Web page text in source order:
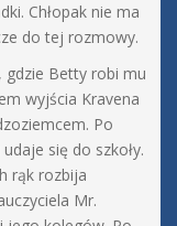
Chłopak nie ma
do tej rozmowy.
gdzie Betty robi mu
wyjścia Kravena
Po
się do szkoły.
rąk rozbija
Mr.